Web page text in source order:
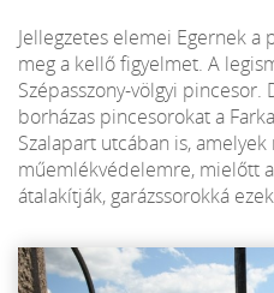
Jellegzetes elemei Egernek
meg a kellő figyelmet. A
Szépasszony-völgyi
borházas pincesorokat a
Szalapart utcában is,
műemlékvédelemre, mielőtt
átalakítják, garázssorokká